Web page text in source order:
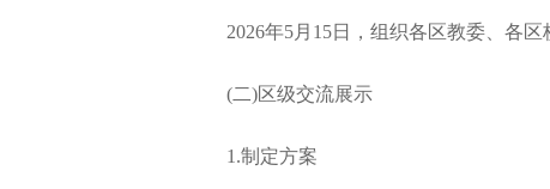
2026年5月15日，组织各区教委、各区
(二)区级交流展示
1.制定方案